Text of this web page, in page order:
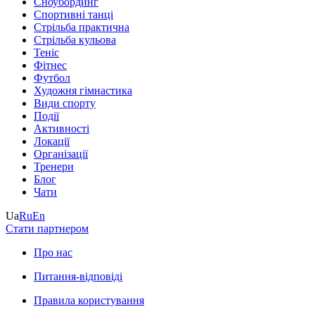
Спортивні танці
Стрільба практична
Стрільба кульова
Теніс
Фітнес
Футбол
Художня гімнастика
Види спорту
Події
Активності
Локації
Організації
Тренери
Блог
Чати
UaRuEn
Стати партнером
Про нас
Питання-відповіді
Правила користування